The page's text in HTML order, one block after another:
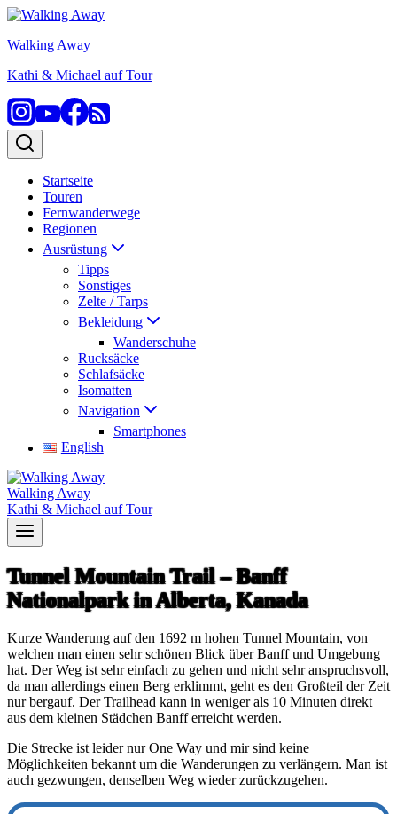
Zum
springen
Walking Away
Kathi & Michael auf Tour
Startseite
Touren
Fernwanderwege
Regionen
Ausrüstung
Tipps
Sonstiges
Zelte / Tarps
Bekleidung
Wanderschuhe
Rucksäcke
Schlafsäcke
Isomatten
Navigation
Smartphones
English
Walking Away
Kathi & Michael auf Tour
Tunnel Mountain Trail – Banff
Nationalpark in Alberta, Kanada
Kurze Wanderung auf den 1692 m hohen Tunnel Mountain, von
welchen man einen sehr schönen Blick über Banff und Umgebung
hat. Der Weg ist sehr einfach zu gehen und nicht sehr anspruchsvoll,
da man allerdings einen Berg erklimmt, geht es den Großteil der Zeit
nur bergauf. Der Trailhead kann in weniger als 10 Minuten direkt
aus dem kleinen Städchen Banff erreicht werden.
Die Strecke ist leider nur One Way und mir sind keine
Möglichkeiten bekannt um die Wanderungen zu verlängern. Man ist
auch gezwungen, denselben Weg wieder zurückzugehen.